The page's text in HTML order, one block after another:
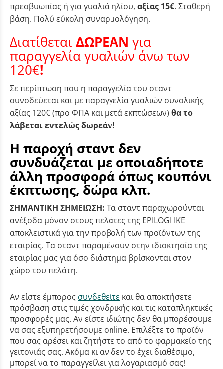
πρεσβυωπίας ή για γυαλιά ηλίου, αξίας 15€. Σταθερή
βάση. Πολύ εύκολη συναρμολόγηση.
ΔιατίθεταιΔΩΡΕΑΝ για
παραγγελία γυαλιών άνω των
120€!
Σε περίπτωση που η παραγγελία του σταντ
συνοδεύεται και με παραγγελία γυαλιών συνολικής
αξίας 120€ (προ ΦΠΑ και μετά εκπτώσεων) θα το
λάβεται εντελώς δωρεάν!
Η παροχή σταντ δεν
συνδυάζεται με οποιαδήποτε
άλλη προσφορά όπως κουπόνι
έκπτωσης, δώρα κλπ.
ΣΗΜΑΝΤΙΚΗ ΣΗΜΕΙΩΣΗ: Τα σταντ παραχωρούνται
ανέξοδα μόνον στους πελάτες της EPILOGI IKE
αποκλειστικά για την προβολή των προϊόντων της
εταιρίας. Τα σταντ παραμένουν στην ιδιοκτησία της
εταιρίας μας για όσο διάστημα βρίσκονται στον
χώρο του πελάτη.
Αν είστε έμπορος συνδεθείτε και θα αποκτήσετε
πρόσβαση στις τιμές χονδρικής και τις καταπληκτικές
προσφορές μας. Αν είστε ιδιώτης δεν θα μπορέσουμε
να σας εξυπηρετήσουμε online. Επιλέξτε το προϊόν
που σας αρέσει και ζητήστε το από το φαρμακείο της
γειτονιάς σας. Ακόμα κι αν δεν το έχει διαθέσιμο,
μπορεί να το παραγγείλει για λογαριασμό σας!